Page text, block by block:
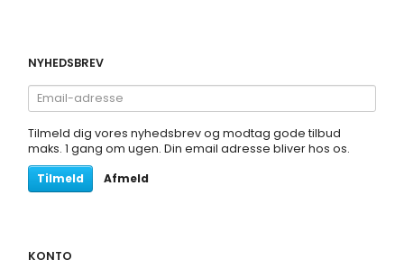
NYHEDSBREV
Email-
adresse
Tilmeld dig vores nyhedsbrev og modtag gode tilbud
maks. 1 gang om ugen. Din email adresse bliver hos os.
Tilmeld
Afmeld
KONTO